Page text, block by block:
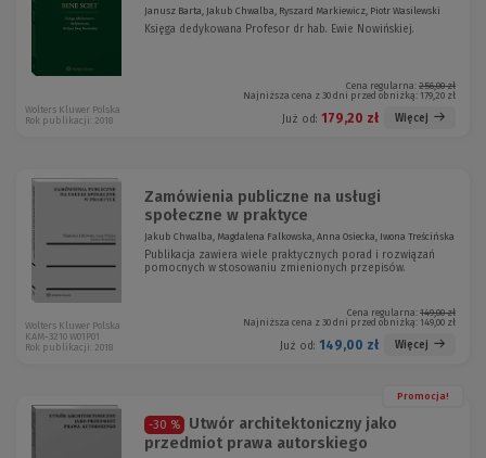
Janusz Barta, Jakub Chwalba, Ryszard Markiewicz, Piotr Wasilewski
Księga dedykowana Profesor dr hab. Ewie Nowińskiej.
Cena regularna: 256,00 zł
Najniższa cena z 30 dni przed obniżką: 179,20 zł
Już od: 179,20 zł Więcej
Wolters Kluwer Polska
Rok publikacji: 2018
Zamówienia publiczne na usługi
społeczne w praktyce
Jakub Chwalba, Magdalena Falkowska, Anna Osiecka, Iwona Treścińska
Publikacja zawiera wiele praktycznych porad i rozwiązań
pomocnych w stosowaniu zmienionych przepisów.
Cena regularna: 149,00 zł
Najniższa cena z 30 dni przed obniżką: 149,00 zł
Już od: 149,00 zł Więcej
Wolters Kluwer Polska
KAM-3210 W01P01
Rok publikacji: 2018
Promocja!
-30 %
Utwór architektoniczny jako
przedmiot prawa autorskiego